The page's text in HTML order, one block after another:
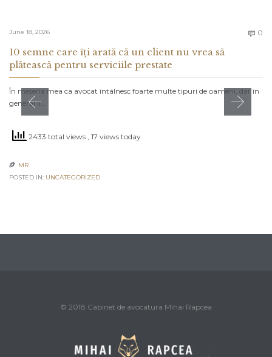
June 18, 2026  0
10 semne care îți arată că un client nu vrea să
plătească pentru serviciile prestate
În meseria mea ca avocat întâlnesc foarte multe tipuri de oameni, dar în
general îi…
2433 total views , 17 views today
 MR
POSTED IN: UNCATEGORIZED
© 2018 Cabinet de avocatura Mihai Rapcea